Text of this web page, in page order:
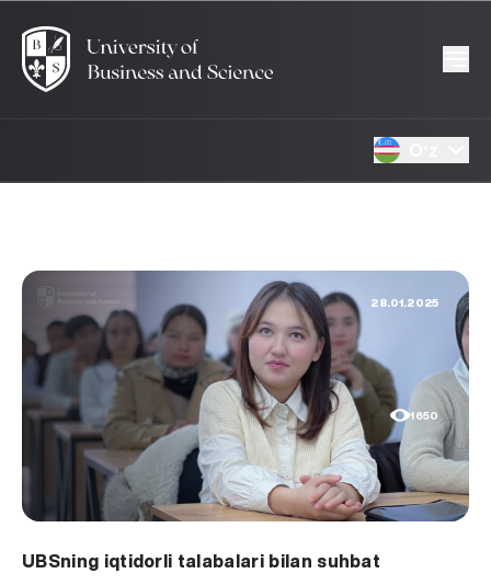
28.01.2025
1650
UBSning iqtidorli talabalari bilan suhbat